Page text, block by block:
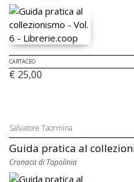
CARTACEO
€ 25,00
Salvatore Taormina
Guida pratica al
Cronaca di Topolinia